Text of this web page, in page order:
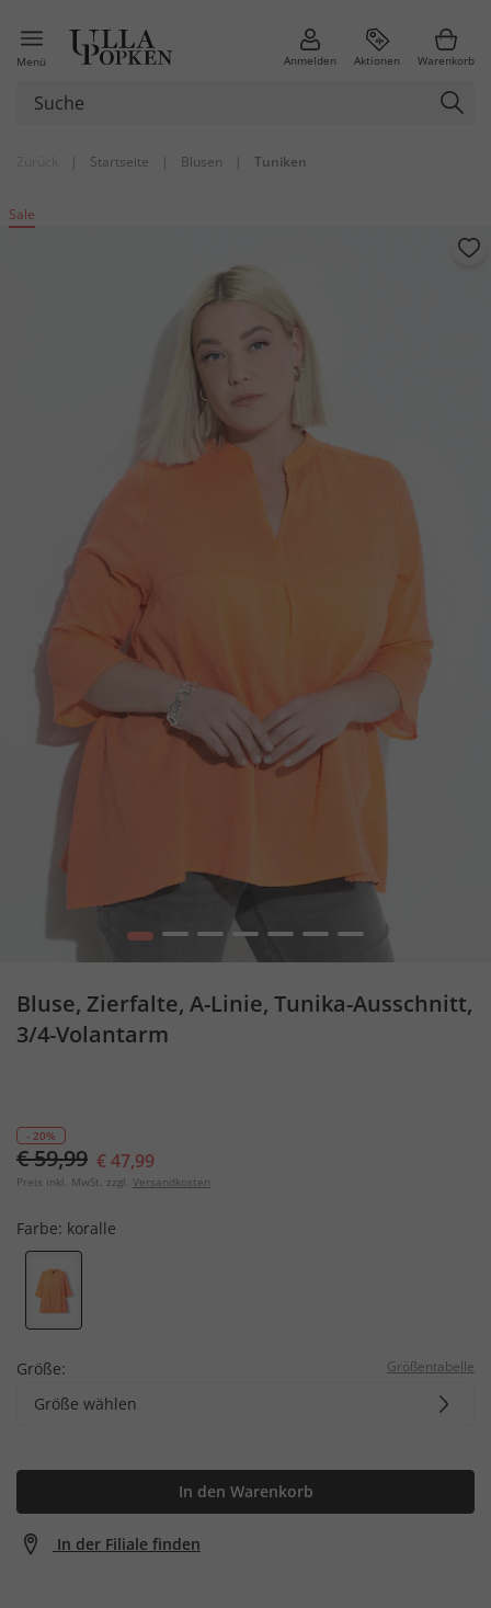
Menü Anmelden Aktionen Warenkorb
| Startseite | Blusen | Tuniken
Sale
1 2 3 4 5 6 7
Bluse, Zierfalte, A-Linie, Tunika-Ausschnitt,
3/4-Volantarm
- 20%
€ 59,99 € 47,99
Preis inkl. MwSt. zzgl. Versandkosten
Farbe: koralle
Größe: Größentabelle
Größe wählen
In den Warenkorb
In der Filiale finden